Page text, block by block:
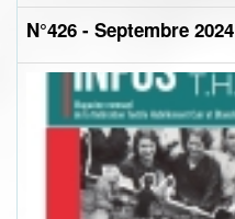
N°426 - Septembre 2024